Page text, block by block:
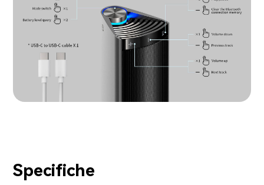
Specifiche